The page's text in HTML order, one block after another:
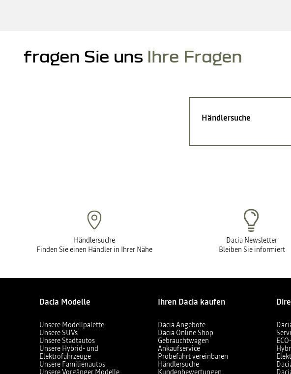
fragen Sie uns Ihre Fragen
Händlersuche
Händlersuche
Finden Sie einen Händler in Ihrer Nähe
Dacia Newsletter
Bleiben Sie informiert
Dacia Modelle
Unsere Modellpalette
Unsere SUVs
Unsere Stadtautos
Unsere Hybrid- und
Elektrofahrzeuge
Unsere Familienautos
Unsere Vorgänger Modelle
Ihren Dacia kaufen
Dacia Angebote
Dacia Online Shop
Gebrauchtwagen
Ankaufservice
Probefahrt vereinbaren
Händlersuche
Kundenbewertungen